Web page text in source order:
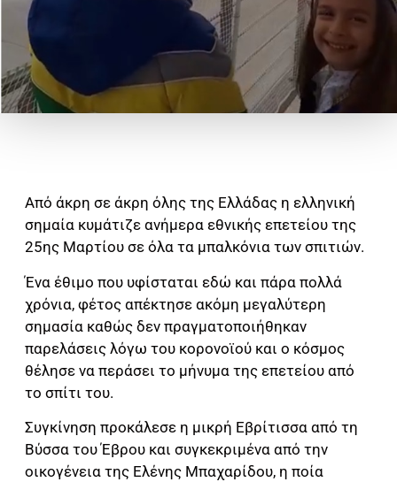
Από άκρη σε άκρη όλης της Ελλάδας η ελληνική
σημαία κυμάτιζε ανήμερα εθνικής επετείου της
25ης Μαρτίου σε όλα τα μπαλκόνια των σπιτιών.
Ένα έθιμο που υφίσταται εδώ και πάρα πολλά
χρόνια, φέτος απέκτησε ακόμη μεγαλύτερη
σημασία καθώς δεν πραγματοποιήθηκαν
παρελάσεις λόγω του κορονοϊού και ο κόσμος
θέλησε να περάσει το μήνυμα της επετείου από
το σπίτι του.
Συγκίνηση προκάλεσε η μικρή Εβρίτισσα από τη
Βύσσα του Έβρου και συγκεκριμένα από την
οικογένεια της Ελένης Μπαχαρίδου, η ποία